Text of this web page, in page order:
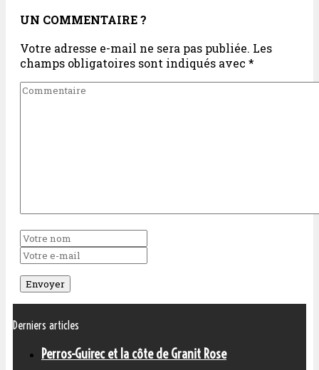
UN COMMENTAIRE ?
Votre adresse e-mail ne sera pas publiée. Les
champs obligatoires sont indiqués avec *
Derniers articles
Perros-Guirec et la côte de Granit Rose